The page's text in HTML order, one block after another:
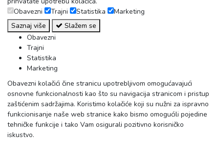
Obavezni
Trajni Statistika
Marketing
Saznaj više
Slažem se
Obavezni
Trajni
Statistika
Marketing
Obavezni kolačići čine stranicu upotrebljivom omogućavajući
osnovne funkcionalnosti kao što su navigacija stranicom i pristup
zaštićenim sadržajima. Koristimo kolačiće koji su nužni za ispravno
funkcionisanje naše web stranice kako bismo omogućili pojedine
tehničke funkcije i tako Vam osigurali pozitivno korisničko
iskustvo.